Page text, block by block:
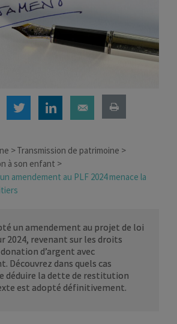
Transmission de patrimoine
à son enfant
amendement au PLF 2024 menace la
un amendement au projet de loi
2024, revenant sur les droits
d’argent avec
Découvrez dans quels cas
déduire la dette de restitution
est adopté définitivement.